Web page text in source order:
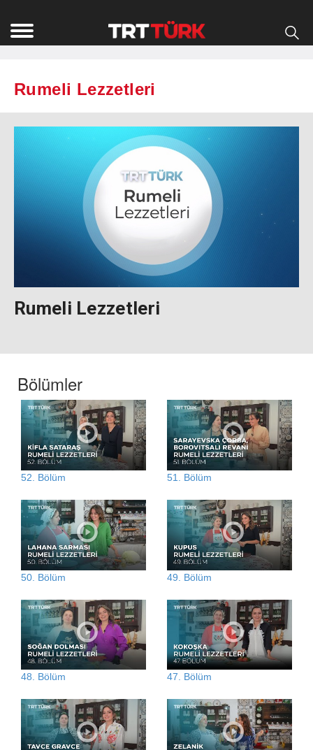
Rumeli Lezzetleri
Rumeli Lezzetleri
Bölümler
52. Bölüm 51. Bölüm
50. Bölüm 49. Bölüm
48. Bölüm 47. Bölüm